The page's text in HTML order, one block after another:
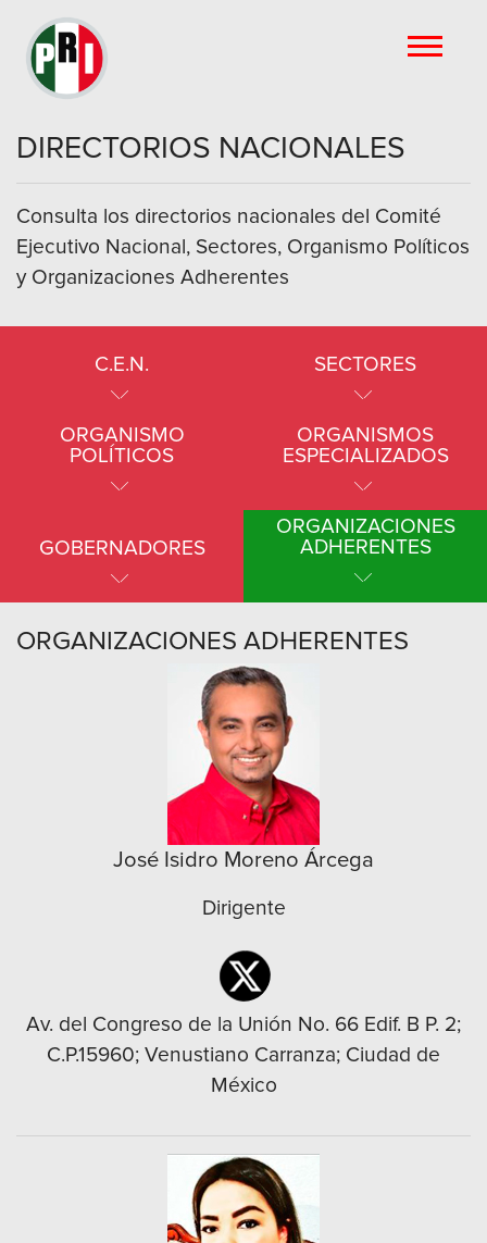
DIRECTORIOS NACIONALES
Consulta los directorios nacionales del Comité
Ejecutivo Nacional, Sectores, Organismo Políticos
y Organizaciones Adherentes
C.E.N. SECTORES
ORGANISMO
POLÍTICOS
ORGANISMOS
ESPECIALIZADOS
GOBERNADORES
ORGANIZACIONES
ADHERENTES
ORGANIZACIONES ADHERENTES
José Isidro Moreno Árcega
Dirigente
Av. del Congreso de la Unión No. 66 Edif. B P. 2;
C.P.15960; Venustiano Carranza; Ciudad de
México